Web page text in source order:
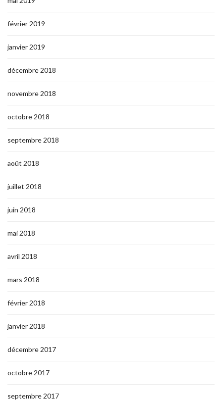
février 2019
janvier 2019
décembre 2018
novembre 2018
octobre 2018
septembre 2018
août 2018
juillet 2018
juin 2018
mai 2018
avril 2018
mars 2018
février 2018
janvier 2018
décembre 2017
octobre 2017
septembre 2017